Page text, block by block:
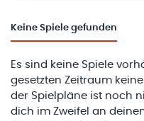
Keine Spiele gefunden
Es sind keine Spiele
gesetzten Zeitraum
der Spielpläne ist noch
dich im Zweifel an